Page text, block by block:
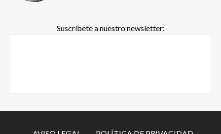
Suscríbete a nuestro newsletter: